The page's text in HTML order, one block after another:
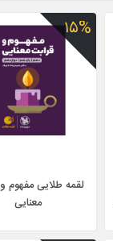
۱۵%
لقمه طلایی مفهوم
معنایی